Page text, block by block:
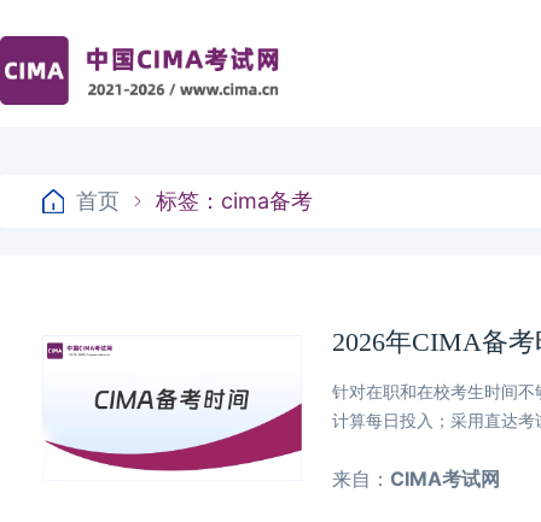
首页 标签：cima备考
2026年CIMA备
针对在职和在校考生时间
计算每日投入；采用直达
来自： CIMA考试网